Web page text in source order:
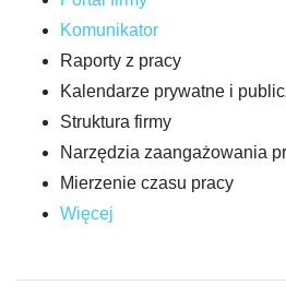
Komunikator
Raporty z pracy
Kalendarze prywatne i
Struktura firmy
Narzędzia zaangażowania
Mierzenie czasu pracy
Więcej